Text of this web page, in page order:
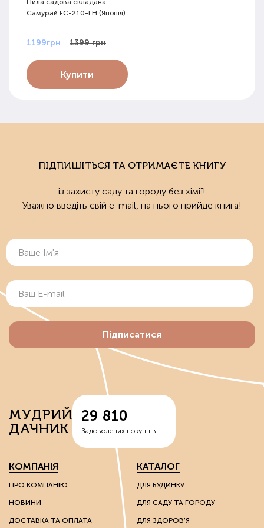
Пила садова складана
Самурай FС-210-LH (Японія)
1199грн 1399 грн
Купити
ПІДПИШІТЬСЯ ТА ОТРИМАЄТЕ КНИГУ
із захисту саду та городу без хімії!
Уважно введіть свій e-mail, на нього прийде книга!
Підписатися
МУДРИЙ
ДАЧНИК
29 810
Задоволених покупців
КОМПАНІЯ
ПРО КОМПАНІЮ
НОВИНИ
ДОСТАВКА ТА ОПЛАТА
КАТАЛОГ
ДЛЯ БУДИНКУ
ДЛЯ САДУ ТА ГОРОДУ
ДЛЯ ЗДОРОВ'Я